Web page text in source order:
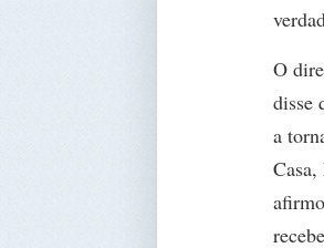
O
disse
a